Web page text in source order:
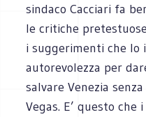
sindaco Cacciari fa
le critiche
i suggerimenti che lo
autorevolezza per
salvare Venezia
Vegas. E’ questo che